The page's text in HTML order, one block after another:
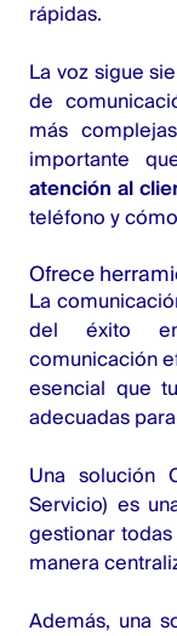
rápidas.
La voz sigue
de
más
importante
atención al
teléfono y
Ofrece
La
del éxito
comunicación
esencial que
adecuadas
Una solución
Servicio) es
gestionar
manera
Además, una